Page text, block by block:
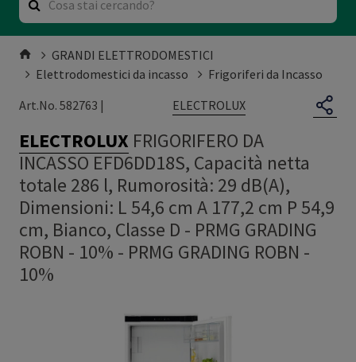
GRANDI ELETTRODOMESTICI
Elettrodomestici da incasso
Frigoriferi da Incasso
Art.No. 582763 |
ELECTROLUX
ELECTROLUX FRIGORIFERO DA
INCASSO EFD6DD18S, Capacità netta
totale 286 l, Rumorosità: 29 dB(A),
Dimensioni: L 54,6 cm A 177,2 cm P 54,9
cm, Bianco, Classe D - PRMG GRADING
ROBN - 10% - PRMG GRADING ROBN -
10%